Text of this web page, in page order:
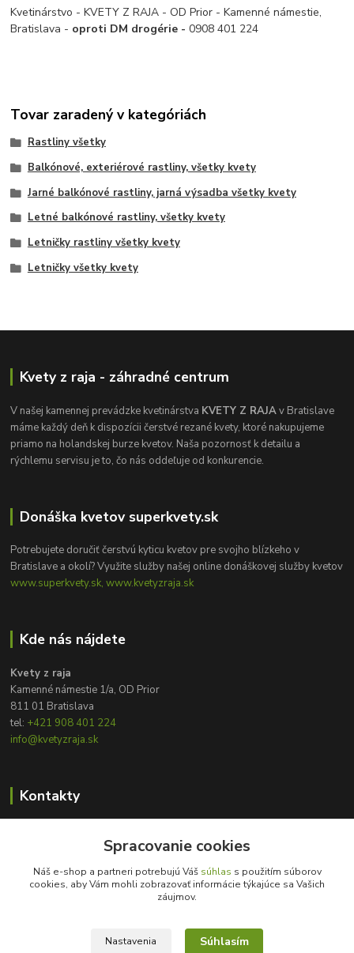
Kvetinárstvo - KVETY Z RAJA - OD Prior - Kamenné námestie,
Bratislava - oproti DM drogérie -0908 401 224
Tovar zaradený v kategóriách
Rastliny všetky
Balkónové, exteriérové rastliny, všetky kvety
Jarné balkónové rastliny, jarná výsadba všetky kvety
Letné balkónové rastliny, všetky kvety
Letničky rastliny všetky kvety
Letničky všetky kvety
Kvety z raja - záhradné centrum
V našej kamennej prevádzke kvetinárstva KVETY Z RAJAv Bratislave
máme každý deň k dispozícii čerstvé rezané kvety, ktoré nakupujeme
priamo na holandskej burze kvetov. Naša pozornosť k detailu a
rýchlemu servisu je to, čo nás oddeľuje od konkurencie.
Donáška kvetov superkvety.sk
Potrebujete doručiť čerstvú kyticu kvetov pre svojho blízkeho v
Bratislave a okolí? Využite služby našej online donáškovej služby kvetov
www.superkvety.sk, www.kvetyzraja.sk
Kde nás nájdete
Kvety z raja
Kamenné námestie 1/a, OD Prior
811 01 Bratislava
tel: +421 908 401 224
info@kvetyzraja.sk
Kontakty
+421 908 401 224
info@kvetyzraja.sk
Spracovanie cookies
Náš e-shop a partneri potrebujú Váš súhlas s použitím súborov
cookies, aby Vám mohli zobrazovať informácie týkajúce sa Vašich
záujmov.
Nastavenia Súhlasím